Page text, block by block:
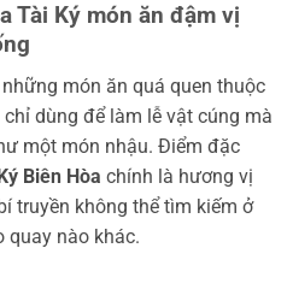
Tài Ký món ăn đậm vị
món ăn quá quen thuộc
dùng để làm lễ vật cúng mà
một món nhậu. Điểm đặc
Biên Hòa chính là hương vị
truyền không thể tìm kiếm ở
quay nào khác.